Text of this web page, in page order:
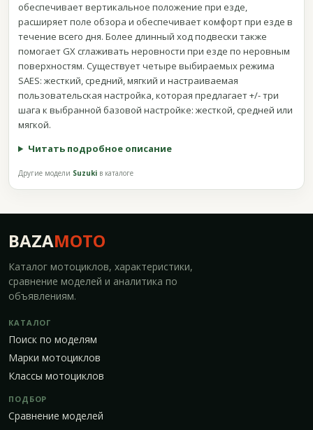
обеспечивает вертикальное положение при езде,
расширяет поле обзора и обеспечивает комфорт при езде в
течение всего дня. Более длинный ход подвески также
помогает GX сглаживать неровности при езде по неровным
поверхностям. Существует четыре выбираемых режима
SAES: жесткий, средний, мягкий и настраиваемая
пользовательская настройка, которая предлагает +/- три
шага к выбранной базовой настройке: жесткой, средней или
мягкой.
Читать подробное описание
Другие модели Suzuki в каталоге
BAZAMOTO
Каталог мотоциклов, характеристики,
сравнение моделей и аналитика по
объявлениям.
КАТАЛОГ
Поиск по моделям
Марки мотоциклов
Классы мотоциклов
ПОДБОР
Сравнение моделей